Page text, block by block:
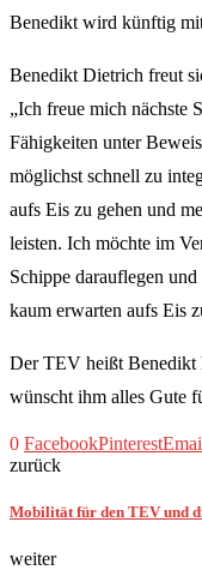
Benedikt wird künftig
Benedikt Dietrich freut
„Ich freue mich nächste
Fähigkeiten unter
möglichst schnell zu
aufs Eis zu gehen und
leisten. Ich möchte im
Schippe darauflegen
kaum erwarten aufs Eis
Der TEV heißt Benedikt
wünscht ihm alles Gute
0 FacebookPinterest
zurück
Mobilität für den TEV und
weiter